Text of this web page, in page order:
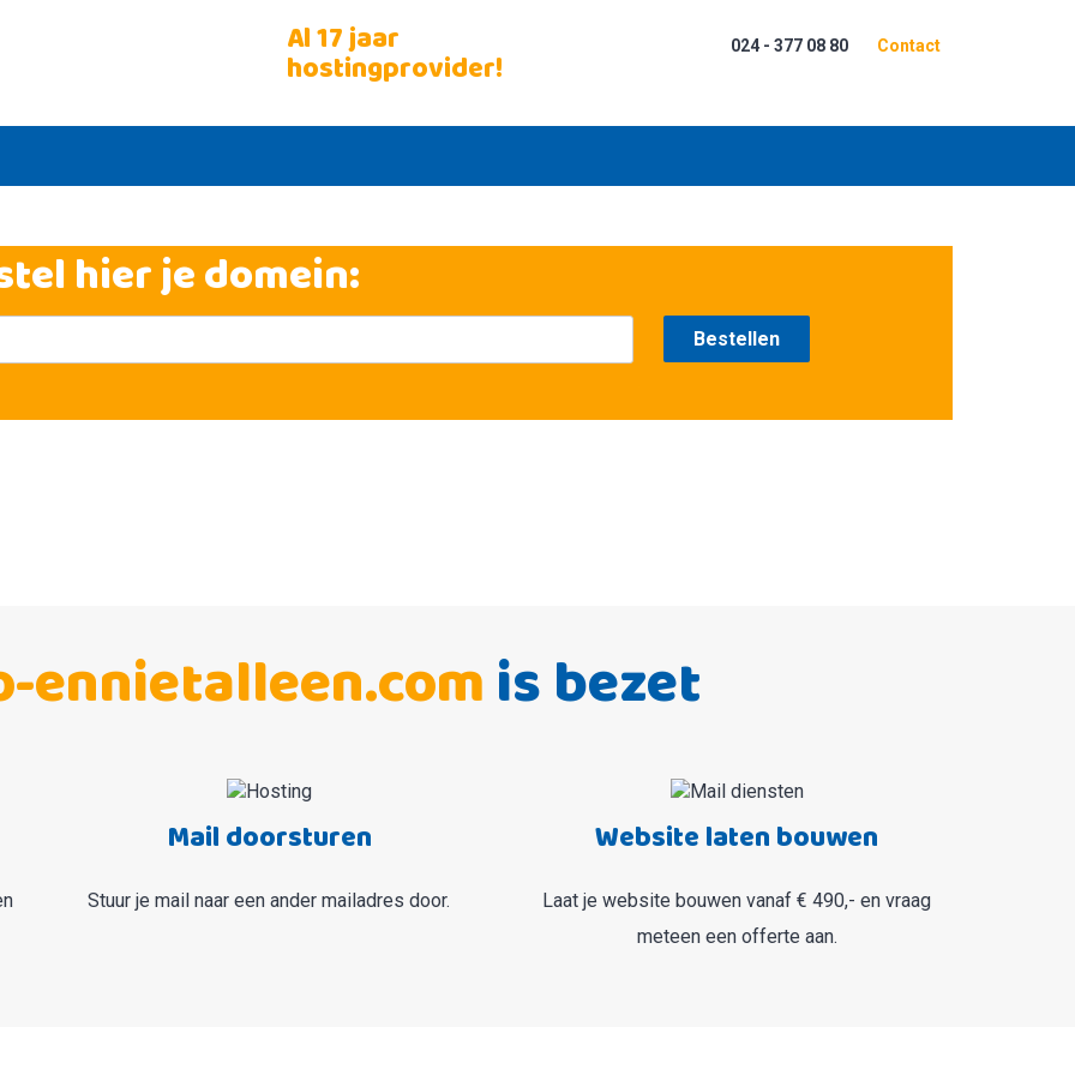
Al 17 jaar
hostingprovider! 024 - 377 08 80 Contact
hier je domein:
Bestellen
is bezet
Mail doorsturen
Stuur je mail naar een ander mailadres door.
Website laten bouwen
Laat je website bouwen vanaf € 490,- en vraag
meteen een offerte aan.